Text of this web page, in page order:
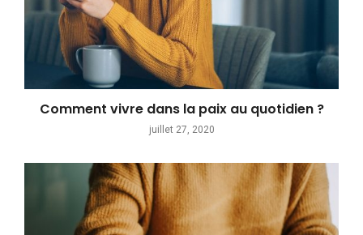
Comment vivre dans la paix au quotidien ?
juillet 27, 2020